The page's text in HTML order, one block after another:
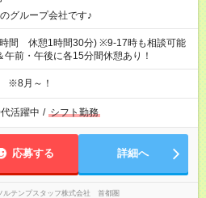
グループ会社です♪
間 休憩1時間30分) ※9-17時も相談可能
前・午後に各15分間休憩あり！
※8月～！
活躍中 / シフト勤務
応募する 詳細へ
ルテンプスタッフ株式会社 首都圏